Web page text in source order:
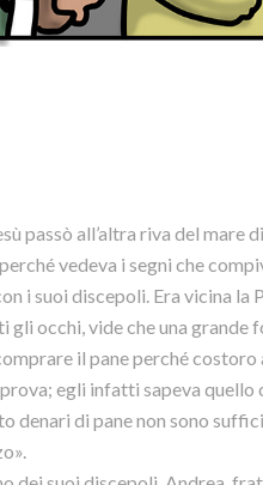
passò all’altra riva del mare
vedeva i segni che
i suoi discepoli. Era vicina la
gli occhi, vide che una grande
il pane perché costoro
egli infatti sapeva quello
denari di pane non sono